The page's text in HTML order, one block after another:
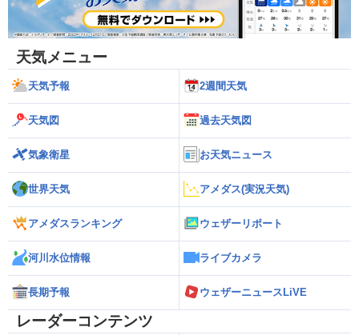
天気メニュー
天気予報 2週間天気
天気図 過去天気図
気象衛星 お天気ニュース
世界天気 アメダス(実況天気)
アメダスランキング ウェザーリポート
河川水位情報 ライブカメラ
長期予報 ウェザーニュースLiVE
レーダーコンテンツ